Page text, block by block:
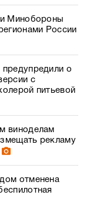
Минобороны
России
предупредили о
с
питьевой
виноделам
рекламу
отменена